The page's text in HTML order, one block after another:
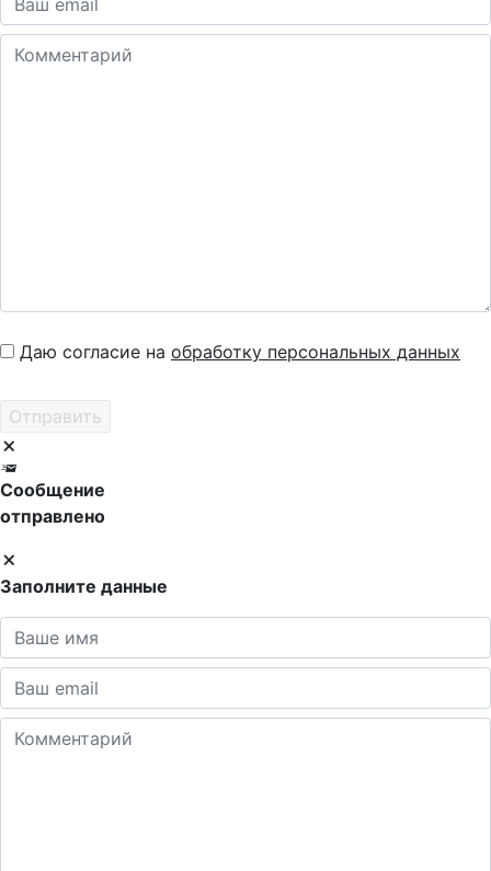
Даю согласие на обработку персональных данных
Сообщение
отправлено
Заполните данные